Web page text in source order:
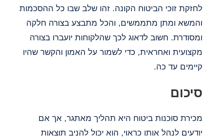
לחזקת זוכי הביטוח הקונה. זהו שלב שבו כל ההסכמות
והמשא ומתן מתממשים, והכל מתבצע בצורה חלקה
ומסודרת. חשוב לדאוג לכך שהלקוחות יועברו בצורה
מקצועית ואחראית, כדי לשמור על האמון והקשר שהיו
קיימים עד כה.
סיכום
מכירת סוכנות ביטוח היא תהליך מאתגר, אך אם
יודעים לנהל אותו כראוי, הוא יכול להניב תוצאות